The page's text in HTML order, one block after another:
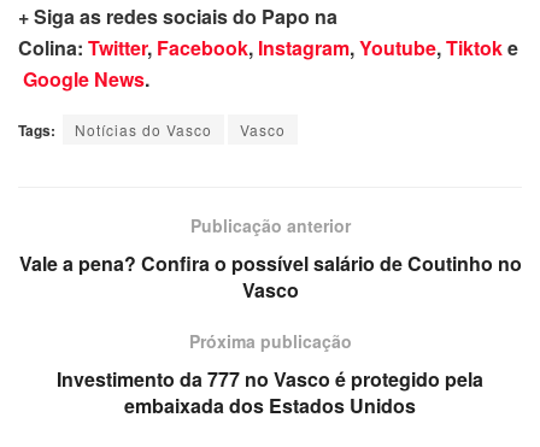
+ Siga as redes sociais do Papo na
Colina: Twitter, Facebook, Instagram,Youtube,Tiktoke
Google News.
Tags: Notícias do Vasco Vasco
Publicação anterior
Vale a pena? Confira o possível salário de Coutinho no
Vasco
Próxima publicação
Investimento da 777 no Vasco é protegido pela
embaixada dos Estados Unidos